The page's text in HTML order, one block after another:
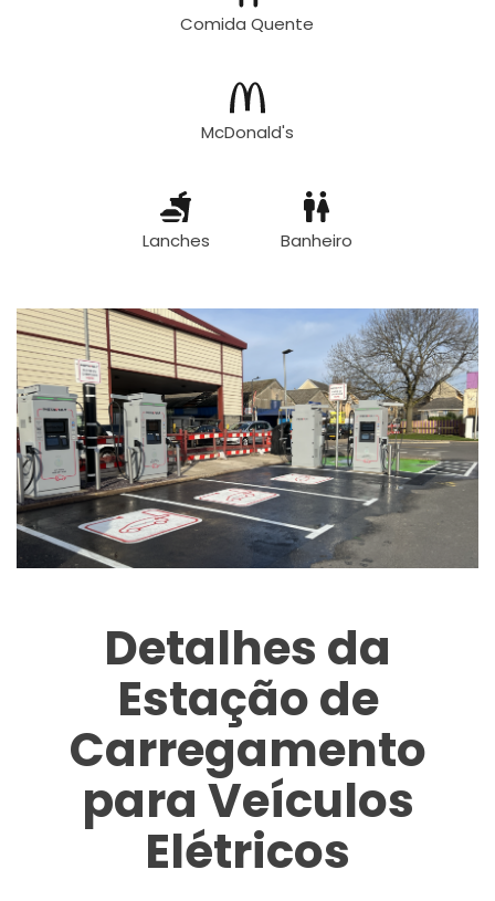
Comida Quente
McDonald's
Lanches Banheiro
Detalhes da
Estação de
Carregamento
para Veículos
Elétricos